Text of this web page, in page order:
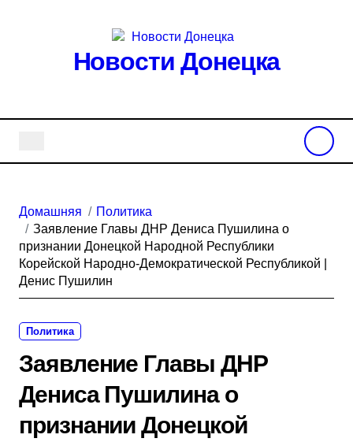
Новости Донецка
Домашняя
Политика
Заявление Главы ДНР Дениса Пушилина о
признании Донецкой Народной Республики
Корейской Народно-Демократической Республикой |
Денис Пушилин
Политика
Заявление Главы ДНР
Дениса Пушилина о
признании Донецкой